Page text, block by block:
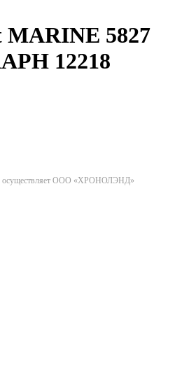
5827
12218
осуществляет ООО «ХРОНОЛЭНД»